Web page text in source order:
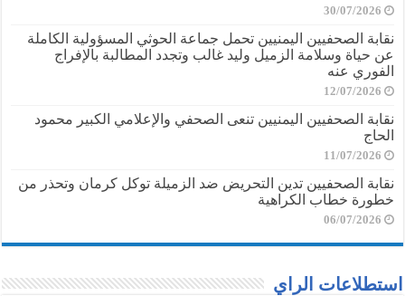
30/07/2026
نقابة الصحفيين اليمنيين تحمل جماعة الحوثي المسؤولية الكاملة
عن حياة وسلامة الزميل وليد غالب وتجدد المطالبة بالإفراج
الفوري عنه
12/07/2026
نقابة الصحفيين اليمنيين تنعى الصحفي والإعلامي الكبير محمود
الحاج
11/07/2026
نقابة الصحفيين تدين التحريض ضد الزميلة توكل كرمان وتحذر من
خطورة خطاب الكراهية
06/07/2026
استطلاعات الراي